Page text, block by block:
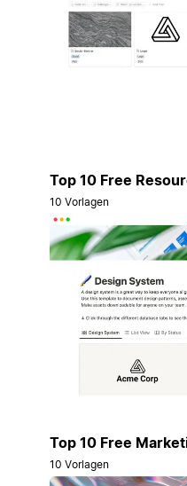
Top 10 Free
10 Vorlagen
Top 10 Free
10 Vorlagen